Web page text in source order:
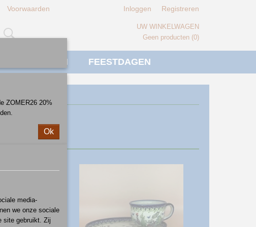
Voorwaarden Inloggen Registreren
UW WINKELWAGEN
Geen producten (0)
DIVERSEN FEESTDAGEN
ZOMER26 20%
Ok
media-
we onze sociale
site gebruikt. Zij